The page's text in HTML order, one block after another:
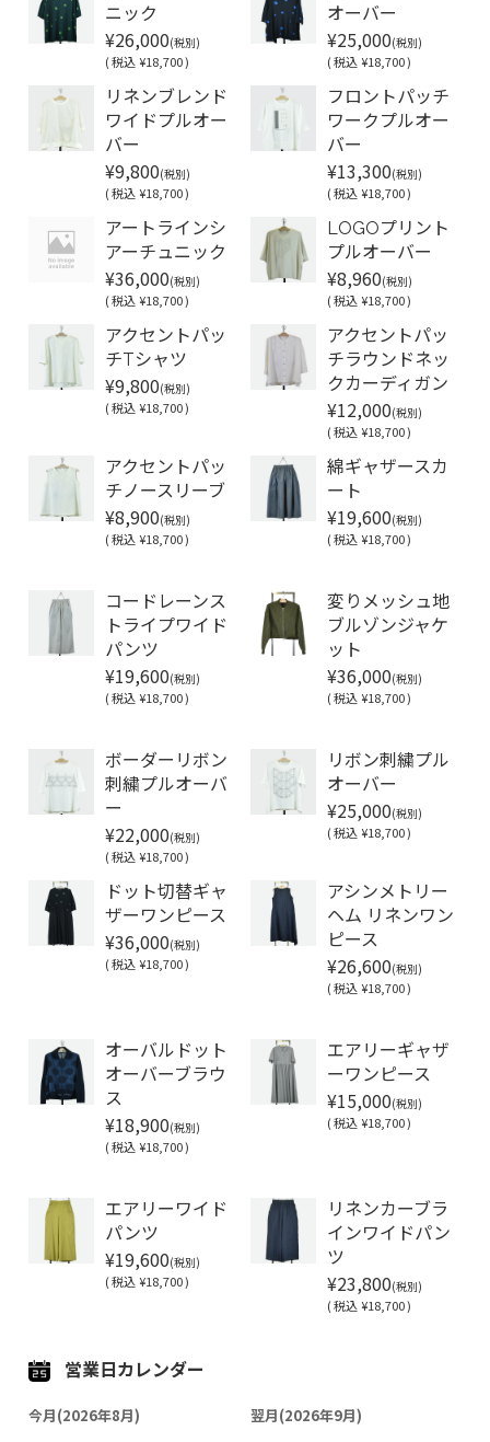
ニック
¥26,000(税別)
(税込¥18,700 )
オーバー
¥25,000(税別)
(税込 ¥18,700 )
リネンブレンド
ワイドプルオー
バー
¥9,800(税別)
(税込¥18,700 )
フロントパッチ
ワークプルオー
バー
¥13,300(税別)
(税込 ¥18,700 )
アートラインシ
アーチュニック
¥36,000(税別)
(税込¥18,700 )
LOGOプリント
プルオーバー
¥8,960(税別)
(税込 ¥18,700 )
アクセントパッ
チTシャツ
¥9,800(税別)
(税込¥18,700 )
アクセントパッ
チラウンドネッ
クカーディガン
¥12,000(税別)
(税込 ¥18,700 )
アクセントパッ
チノースリーブ
¥8,900(税別)
(税込¥18,700 )
綿ギャザースカ
ート
¥19,600(税別)
(税込 ¥18,700 )
コードレーンス
トライプワイド
パンツ
¥19,600(税別)
(税込¥18,700 )
変りメッシュ地
ブルゾンジャケ
ット
¥36,000(税別)
(税込 ¥18,700 )
ボーダーリボン
刺繍プルオーバ
ー
¥22,000(税別)
(税込¥18,700 )
リボン刺繍プル
オーバー
¥25,000(税別)
(税込 ¥18,700 )
ドット切替ギャ
ザーワンピース
¥36,000(税別)
(税込¥18,700 )
アシンメトリー
ヘム リネンワン
ピース
¥26,600(税別)
(税込 ¥18,700 )
オーバルドット
オーバーブラウ
ス
¥18,900(税別)
(税込¥18,700 )
エアリーギャザ
ーワンピース
¥15,000(税別)
(税込 ¥18,700 )
エアリーワイド
パンツ
¥19,600(税別)
(税込¥18,700 )
リネンカーブラ
インワイドパン
ツ
¥23,800(税別)
(税込 ¥18,700 )
営業日カレンダー
今月(2026年8月) 翌月(2026年9月)